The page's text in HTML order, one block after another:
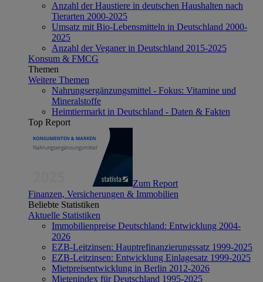
Anzahl der Haustiere in deutschen Haushalten nach
Tierarten 2000-2025
Umsatz mit Bio-Lebensmitteln in Deutschland 2000-
2025
Anzahl der Veganer in Deutschland 2015-2025
Konsum & FMCG
Themen
Weitere Themen
Nahrungsergänzungsmittel - Fokus: Vitamine und
Mineralstoffe
Heimtiermarkt in Deutschland - Daten & Fakten
Top Report
Zum Report
Finanzen, Versicherungen & Immobilien
Beliebte Statistiken
Aktuelle Statistiken
Immobilienpreise Deutschland: Entwicklung 2004-
2026
EZB-Leitzinsen: Hauptrefinanzierungssatz 1999-2025
EZB-Leitzinsen: Entwicklung Einlagesatz 1999-2025
Mietpreisentwicklung in Berlin 2012-2026
Mietenindex für Deutschland 1995-2025